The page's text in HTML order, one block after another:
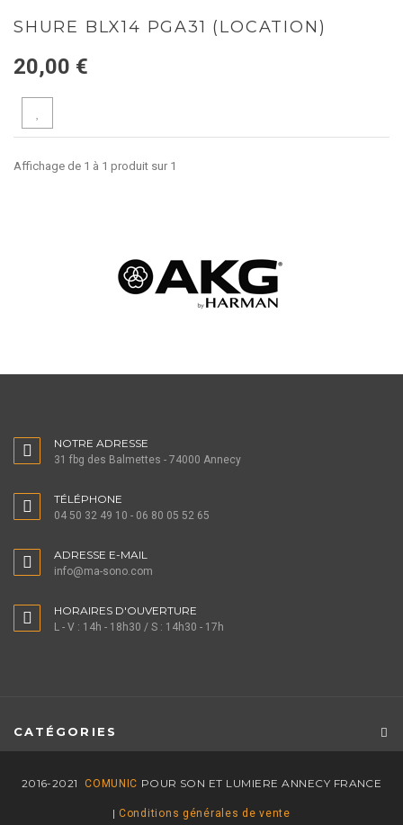
SHURE BLX14 PGA31 (LOCATION)
20,00 €
Affichage de 1 à 1 produit sur 1
NOTRE ADRESSE
31 fbg des Balmettes - 74000 Annecy
TÉLÉPHONE
04 50 32 49 10 - 06 80 05 52 65
ADRESSE E-MAIL
info@ma-sono.com
HORAIRES D'OUVERTURE
L - V : 14h - 18h30 / S : 14h30 - 17h
CATÉGORIES
2016-2021 COMUNIC POUR SON ET LUMIERE ANNECY FRANCE
|Conditions générales de vente